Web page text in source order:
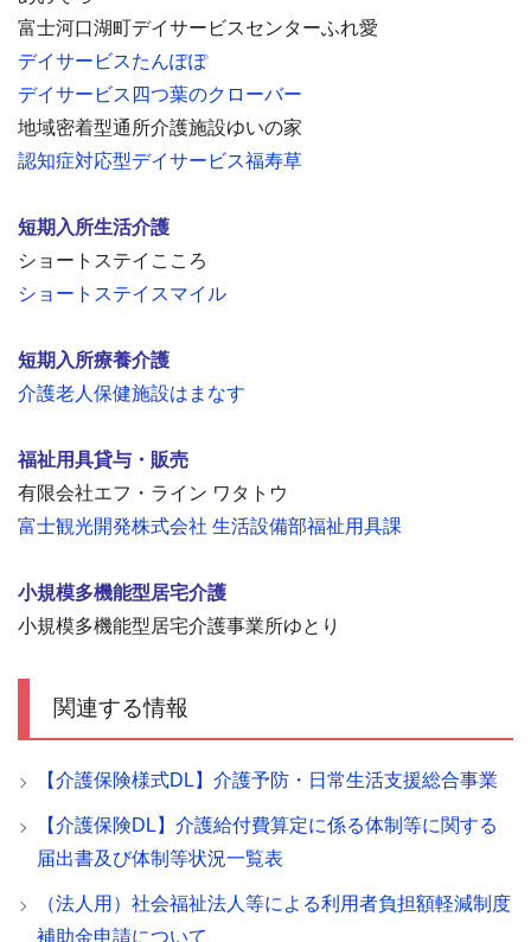
富士河口湖町デイサービスセンターふれ愛
デイサービスたんぽぽ
デイサービス四つ葉のクローバー
地域密着型通所介護施設ゆいの家
認知症対応型デイサービス福寿草
短期入所生活介護
ショートステイこころ
ショートステイスマイル
短期入所療養介護
介護老人保健施設はまなす
福祉用具貸与・販売
有限会社エフ・ライン ワタトウ
富士観光開発株式会社 生活設備部福祉用具課
小規模多機能型居宅介護
小規模多機能型居宅介護事業所ゆとり
関連する情報
【介護保険様式DL】介護予防・日常生活支援総合事業
【介護保険DL】介護給付費算定に係る体制等に関する
届出書及び体制等状況一覧表
（法人用）社会福祉法人等による利用者負担額軽減制度
補助金申請について